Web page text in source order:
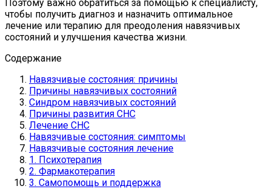
Поэтому важно обратиться за помощью к специалисту,
чтобы получить диагноз и назначить оптимальное
лечение или терапию для преодоления навязчивых
состояний и улучшения качества жизни.
Содержание
Навязчивые состояния: причины
Причины навязчивых состояний
Синдром навязчивых состояний
Причины развития СНС
Лечение СНС
Навязчивые состояния: симптомы
Навязчивые состояния лечение
1. Психотерапия
2. Фармакотерапия
3. Самопомощь и поддержка